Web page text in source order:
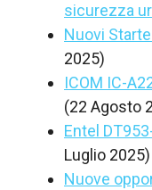
sicurezza
Nuovi
2025)
ICOM IC-
(22 Agosto
Entel
Luglio 2025)
Nuove